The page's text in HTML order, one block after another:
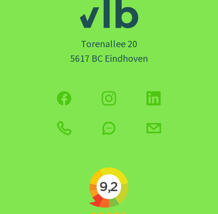
Torenallee 20
5617 BC Eindhoven